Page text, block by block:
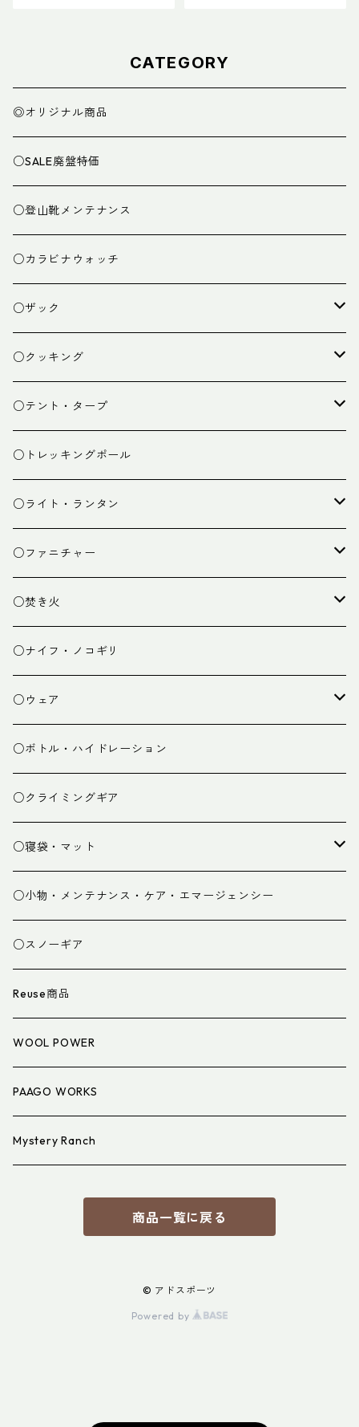
CATEGORY
◎オリジナル商品
○SALE廃盤特価
○登山靴メンテナンス
○カラビナウォッチ
○ザック
ザック
スタッフバッグ
ザック小物
○クッキング
クッカー
バーナー
カトラリー
クッキング小物
○テント・タープ
テント
タープ
ペグ・ハンマー・小物
○トレッキングポール
○ライト・ランタン
ライト
ランタン
○ファニチャー
テーブル
チェア
○焚き火
焚き火台
焚き火小物
○ナイフ・ノコギリ
○ウェア
ミドルレイヤー
ベースレイヤー
パンツ
グローブ
スパッツ・ゲイター
衣類小物
アイウェア
○ボトル・ハイドレーション
○クライミングギア
○寝袋・マット
寝袋
マット
寝具小物
○小物・メンテナンス・ケア・エマージェンシー
○スノーギア
Reuse商品
WOOL POWER
PAAGO WORKS
Mystery Ranch
商品一覧に戻る
© アドスポーツ
Powered by